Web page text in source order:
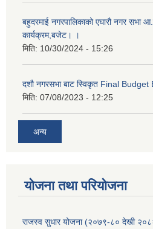
बहुदरमाई नगरपालिकाको एघारौ नगर सभा
कार्यक्रम,बजेट। ।
मिति: 10/30/2024 - 15:26
दशौ नगरसभा बाट स्विकृत Final Budget
मिति: 07/08/2023 - 12:25
अन्य
योजना तथा परियोजना
राजस्व सुधार योजना (२०७९-८० देखी